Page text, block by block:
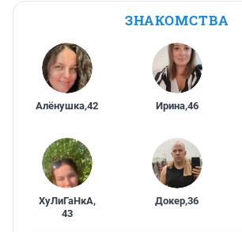
ЗНАКОМСТВА
Алёнушка,42 Ирина,46
ХуЛиГаНкА,
43
Докер,36